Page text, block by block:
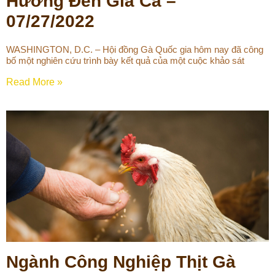
07/27/2022
WASHINGTON, D.C. – Hội đồng Gà Quốc gia hôm nay đã công
bố một nghiên cứu trình bày kết quả của một cuộc khảo sát
Read More »
Ngành Công Nghiệp Thịt Gà